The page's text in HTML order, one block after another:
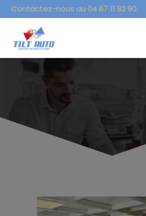
Contactez-nous au 04 67 11 82 90
DESTRUCTION AUTOMOBILE
PIÈCES DÉTACHÉES
VENTE VÉHICULES ACCIDENTÉS
DÉMARCHES ADMINISTRATIVES